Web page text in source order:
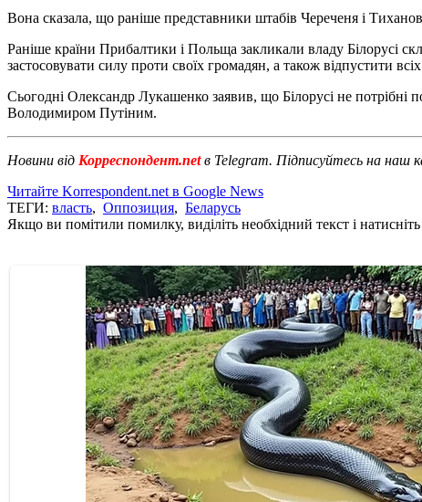
Вона сказала, що раніше представники штабів Череченя і
Раніше країни Прибалтики і Польща закликали владу Білорусі
застосовувати силу проти своїх громадян, а також відпустити
Сьогодні Олександр Лукашенко заявив, що Білорусі не
Володимиром Путіним.
Новини від Корреспондент.netв Telegram. Підписуйтесь на наш
Читайте Korrespondent.net в Google News
ТЕГИ: власть, Оппозиция, Беларусь
Якщо ви помітили помилку, виділіть необхідний текст і